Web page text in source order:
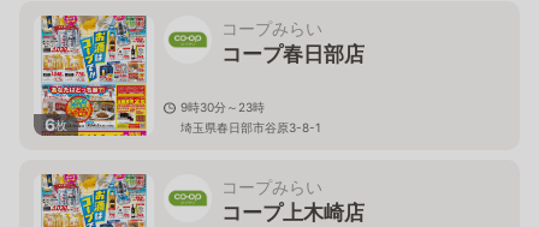
6枚
コープみらい
コープ春日部店
9時30分～23時
埼玉県春日部市谷原3-8-1
コープみらい
コープ上木崎店